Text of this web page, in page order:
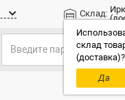
Склад:
склад
(доставка)?
Да